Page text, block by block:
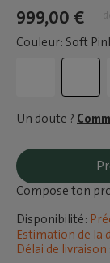
999,00 €
Couleur: Soft
Un doute ?
Compose ton
Disponibilité:
Estimation de la
Délai de